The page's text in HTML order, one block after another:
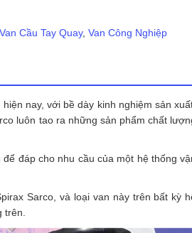
Van Cầu Tay Quay, Van Công Nghiệp
nay, với bề dày kinh nghiệm sản
luôn tao ra những sản phẩm chất
đáp cho nhu cầu của một hệ thống
Sarco, và loại van này trên bất kỳ